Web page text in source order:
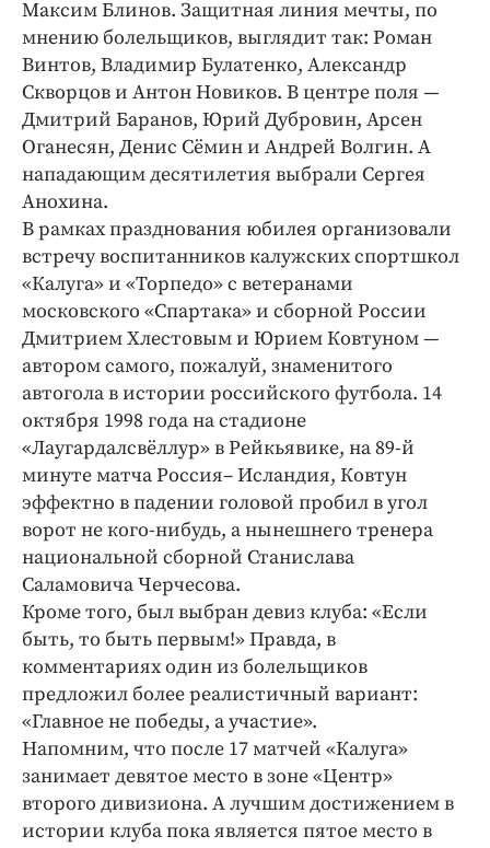
Максим Блинов. Защитная линия мечты, по
мнению болельщиков, выглядит так: Роман
Винтов, Владимир Булатенко, Александр
Скворцов и Антон Новиков. В центре поля —
Дмитрий Баранов, Юрий Дубровин, Арсен
Оганесян, Денис Сёмин и Андрей Волгин. А
нападающим десятилетия выбрали Сергея
Анохина.
В рамках празднования юбилея организовали
встречу воспитанников калужских спортшкол
«Калуга» и «Торпедо» с ветеранами
московского «Спартака» и сборной России
Дмитрием Хлестовым и Юрием Ковтуном — ​
автором самого, пожалуй, знаменитого
автогола в истории российского футбола. 14
октября 1998 года на стадионе
«Лаугардалсвёллур» в Рейкьявике, на 89-й
минуте матча Россия– ​Исландия, Ковтун
эффектно в падении головой пробил в угол
ворот не кого-нибудь, а нынешнего тренера
национальной сборной Станислава
Саламовича Черчесова.
Кроме того, был выбран девиз клуба: «Если
быть, то быть первым!» Правда, в
комментариях один из болельщиков
предложил более реалистичный вариант:
«Главное не победы, а участие».
Напомним, что после 17 матчей «Калуга»
занимает девятое место в зоне «Центр»
второго дивизиона. А лучшим достижением в
истории клуба пока является пятое место в